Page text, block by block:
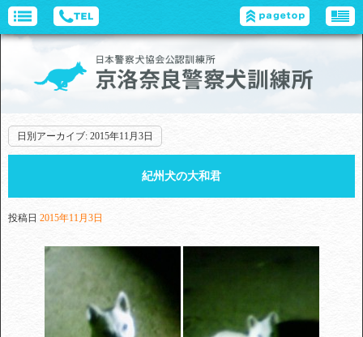
日別アーカイブ: 2015年11月3日
紀州犬の大和君
投稿日 2015年11月3日